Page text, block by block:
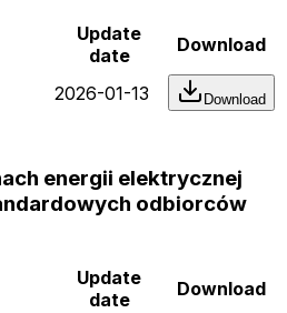
Update
date
Download
2026-01-13 Download
energii elektrycznej
odbiorców
Update
date
Download